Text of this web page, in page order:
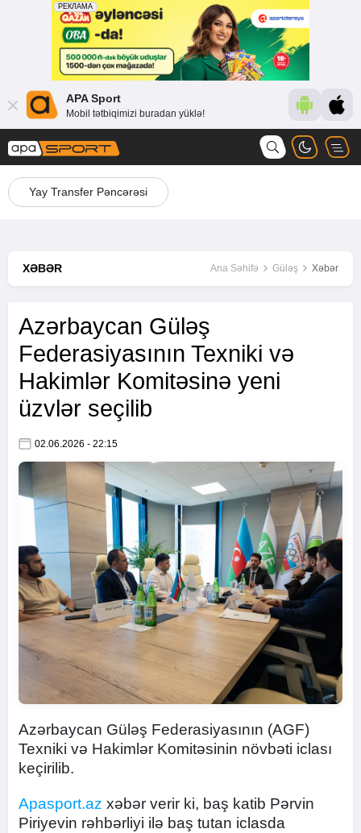
APA Sport
Mobil tətbiqimizi buradan yüklə!
Yay Transfer Pəncərəsi
XƏBƏR Ana Səhifə Güləş Xəbər
Azərbaycan Güləş
Federasiyasının Texniki və
Hakimlər Komitəsinə yeni
üzvlər seçilib
02.06.2026 - 22:15
Azərbaycan Güləş Federasiyasının (AGF)
Texniki və Hakimlər Komitəsinin növbəti iclası
keçirilib.
Apasport.az xəbər verir ki, baş katib Pərvin
Piriyevin rəhbərliyi ilə baş tutan iclasda